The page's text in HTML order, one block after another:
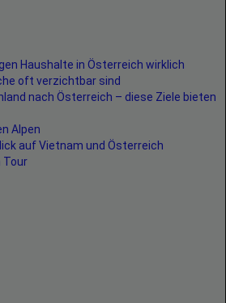
Haushalte in Österreich wirklich
oft verzichtbar sind
nach Österreich – diese Ziele bieten
Alpen
auf Vietnam und Österreich
Tour